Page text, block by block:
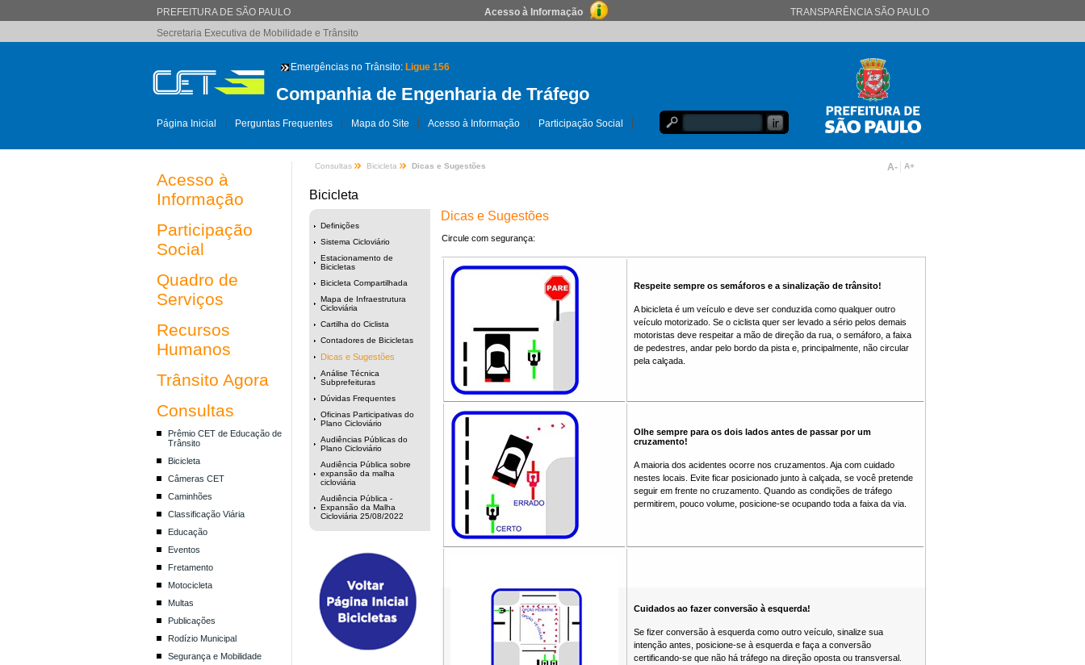
PREFEITURA DE SÃO PAULO Acesso à Informação
TRANSPARÊNCIA SÃO PAULO
Secretaria Executiva de Mobilidade e Trânsito
Emergências no Trânsito: Ligue 156
Companhia de Engenharia de Tráfego
Página Inicial Perguntas Frequentes Mapa do Site Acesso à Informação Participação Social
Acesso à
Informação
Participação
Social
Quadro de
Serviços
Recursos
Humanos
Trânsito Agora
Consultas
Prêmio CET de Educação de
Trânsito
Bicicleta
Câmeras CET
Caminhões
Classificação Viária
Educação
Eventos
Fretamento
Motocicleta
Multas
Publicações
Rodízio Municipal
Segurança e Mobilidade
Consultas Bicicleta Dicas e Sugestões A- A+
Bicicleta
Definições
Sistema Cicloviário
Estacionamento de
Bicicletas
Bicicleta Compartilhada
Mapa de Infraestrutura
Cicloviária
Cartilha do Ciclista
Contadores de Bicicletas
Dicas e Sugestões
Análise Técnica
Subprefeituras
Dúvidas Frequentes
Oficinas Participativas do
Plano Cicloviário
Audiências Públicas do
Plano Cicloviário
Audiência Pública sobre
expansão da malha
cicloviária
Audiência Pública -
Expansão da Malha
Cicloviária 25/08/2022
Dicas e Sugestões
Circule com segurança:
Respeite sempre os semáforos e a sinalização de trânsito!
A bicicleta é um veículo e deve ser conduzida como qualquer outro
veículo motorizado. Se o ciclista quer ser levado a sério pelos demais
motoristas deve respeitar a mão de direção da rua, o semáforo, a faixa
de pedestres, andar pelo bordo da pista e, principalmente, não circular
pela calçada.
Olhe sempre para os dois lados antes de passar por um
cruzamento!
A maioria dos acidentes ocorre nos cruzamentos. Aja com cuidado
nestes locais. Evite ficar posicionado junto à calçada, se você pretende
seguir em frente no cruzamento. Quando as condições de tráfego
permitirem, pouco volume, posicione-se ocupando toda a faixa da via.
Cuidados ao fazer conversão à esquerda!
Se fizer conversão à esquerda como outro veículo, sinalize sua
intenção antes, posicione-se à esquerda e faça a conversão
certificando-se que não há tráfego na direção oposta ou transversal.